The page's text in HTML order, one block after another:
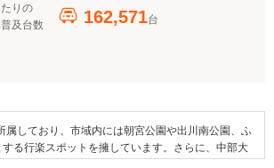
りの
及台数
162,571台
属しており、市域内には朝宮公園や出川南公園、ふ
る行楽スポットを擁しています。さらに、中部大